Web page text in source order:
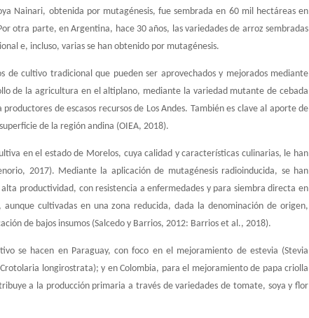
Nainari, obtenida por mutagénesis, fue sembrada en 60 mil hectáreas en
otra parte, en Argentina, hace 30 años, las variedades de arroz sembradas
e, incluso, varias se han obtenido por mutagénesis.
de cultivo tradicional que pueden ser aprovechados y mejorados mediante
de la agricultura en el altiplano, mediante la variedad mutante de cebada
de escasos recursos de Los Andes. También es clave al aporte de
de la región andina (OIEA, 2018).
en el estado de Morelos, cuya calidad y características culinarias, le han
2017). Mediante la aplicación de mutagénesis radioinducida, se han
productividad, con resistencia a enfermedades y para siembra directa en
cultivadas en una zona reducida, dada la denominación de origen,
de bajos insumos (Salcedo y Barrios, 2012: Barrios et al., 2018).
se hacen en Paraguay, con foco en el mejoramiento de estevia (Stevia
longirostrata); y en Colombia, para el mejoramiento de papa criolla
a la producción primaria a través de variedades de tomate, soya y flor